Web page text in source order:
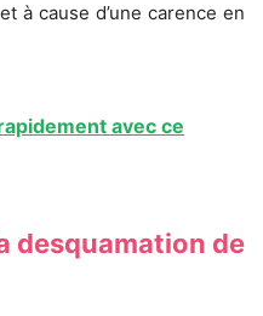
à cause d’une carence en
avec ce
desquamation de